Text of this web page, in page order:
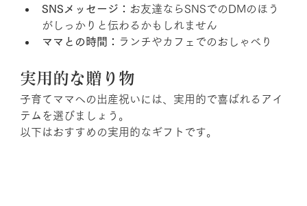
SNSメッセージ： お友達ならSNSでのDMのほう
がしっかりと伝わるかもしれません
ママとの時間：
ランチやカフェでのおしゃべり
実用的な贈り物
子育てママへの出産祝いには、実用的で喜ばれるアイ
テムを選びましょう。
以下はおすすめの実用的なギフトです。